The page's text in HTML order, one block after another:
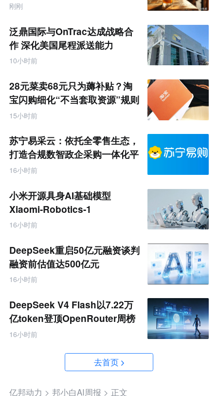
刚刚
泛鼎国际与OnTrac达成战略合
作 深化美国尾程派送能力
10小时前
28元菜卖68元只为薅补贴？淘
宝闪购细化“不当套取资源”规则
15小时前
苏宁易采云：依托全零售生态，
打造合规数智政企采购一体化平
台
16小时前
小米开源具身AI基础模型
Xiaomi-Robotics-1
16小时前
DeepSeek重启50亿元融资谈判
融资前估值达500亿元
16小时前
DeepSeek V4 Flash以7.22万
亿token登顶OpenRouter周榜
16小时前
去首页
亿邦动力 > 邦小白AI周报 > 正文